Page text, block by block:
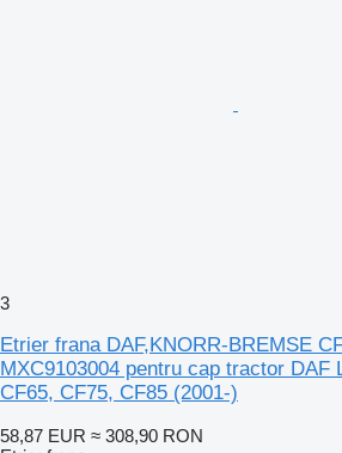
3
Etrier frana DAF,KNORR-BREMSE
MXC9103004 pentru cap tractor DAF
CF65, CF75, CF85 (2001-)
58,87 EUR ≈ 308,90 RON